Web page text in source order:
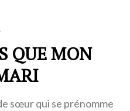
QUE MON
sœur qui se prénomme